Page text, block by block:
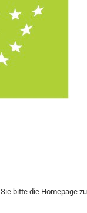
bitte die Homepage